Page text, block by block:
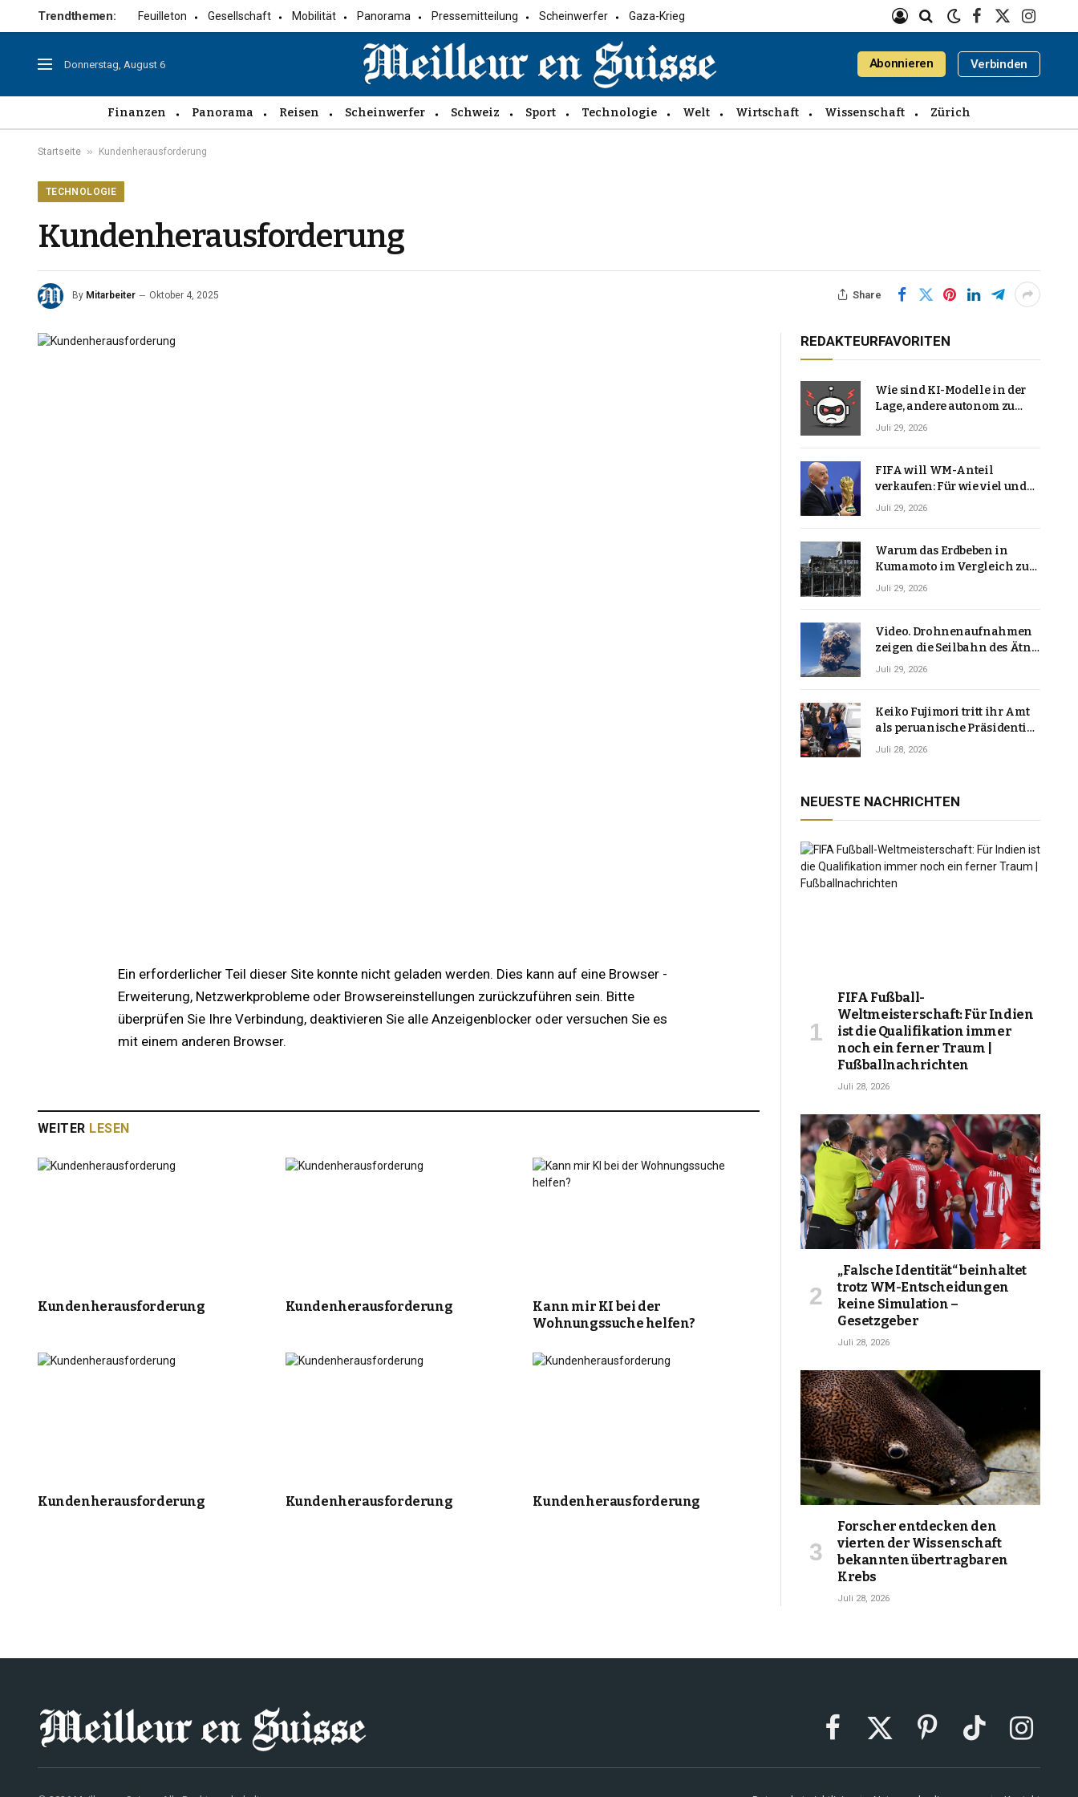
Trendthemen: Feuilleton Gesellschaft Mobilität Panorama Pressemitteilung Scheinwerfer Gaza-Krieg
Facebook
X
Donnerstag, August 6 Abonnieren Verbinden
Finanzen Panorama Reisen Scheinwerfer Schweiz Sport Technologie Welt Wirtschaft Wissenschaft Zürich
Startseite » Kundenherausforderung
TECHNOLOGIE
Kundenherausforderung
By Mitarbeiter Oktober 4, 2025 Share
Ein erforderlicher Teil dieser Site konnte nicht geladen werden. Dies kann auf eine Browser -
Erweiterung, Netzwerkprobleme oder Browsereinstellungen zurückzuführen sein. Bitte
überprüfen Sie Ihre Verbindung, deaktivieren Sie alle Anzeigenblocker oder versuchen Sie es
mit einem anderen Browser.
WEITER LESEN
Kundenherausforderung Kundenherausforderung
Kann mir KI bei der
Wohnungssuche helfen?
Kundenherausforderung Kundenherausforderung Kundenherausforderung
REDAKTEURFAVORITEN
Wie sind KI-Modelle in der
Lage, andere autonom zu
hacken? | Technologie-News
Juli 29, 2026
FIFA will WM-Anteil
verkaufen: Für wie viel und
warum macht Gianni
Juli 29, 2026
Warum das Erdbeben in
Kumamoto im Vergleich zu
den meisten Erdbeben, die
Juli 29, 2026
Video. Drohnenaufnahmen
zeigen die Seilbahn des Ätna
über einer Vulkanlandschaft
Juli 29, 2026
Keiko Fujimori tritt ihr Amt
als peruanische Präsidentin
an und verspricht, das
Juli 28, 2026
NEUESTE NACHRICHTEN
FIFA Fußball-
Weltmeisterschaft: Für Indien
ist die Qualifikation immer
noch ein ferner Traum |
Fußballnachrichten
Juli 28, 2026
„Falsche Identität“ beinhaltet
trotz WM-Entscheidungen
keine Simulation –
Gesetzgeber
Juli 28, 2026
Forscher entdecken den
vierten der Wissenschaft
bekannten übertragbaren
Krebs
Juli 28, 2026
FacebookX
PinterestTikTok Instagram